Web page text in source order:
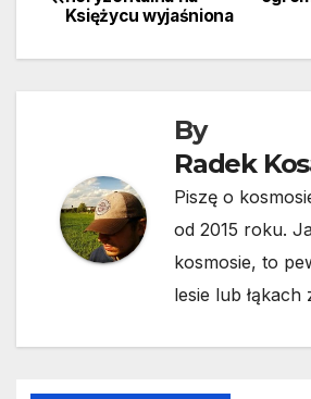
wpisu
Księżycu wyjaśniona
By
Radek
Piszę o
od 2015 roku.
kosmosie, to
lesie lub łąkach